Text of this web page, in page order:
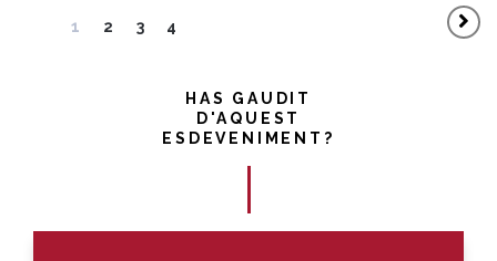
1 2 3 4
HAS GAUDIT
D'AQUEST
ESDEVENIMENT?